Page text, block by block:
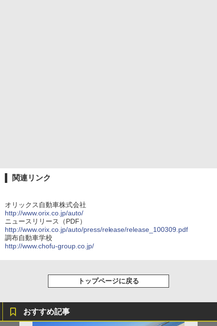
関連リンク
オリックス自動車株式会社
http://www.orix.co.jp/auto/
ニュースリリース（PDF）
http://www.orix.co.jp/auto/press/release/release_100309.pdf
調布自動車学校
http://www.chofu-group.co.jp/
トップページに戻る
おすすめ記事